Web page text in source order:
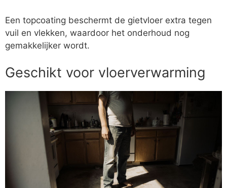
Een topcoating beschermt de gietvloer extra tegen
vuil en vlekken, waardoor het onderhoud nog
gemakkelijker wordt.
Geschikt voor vloerverwarming